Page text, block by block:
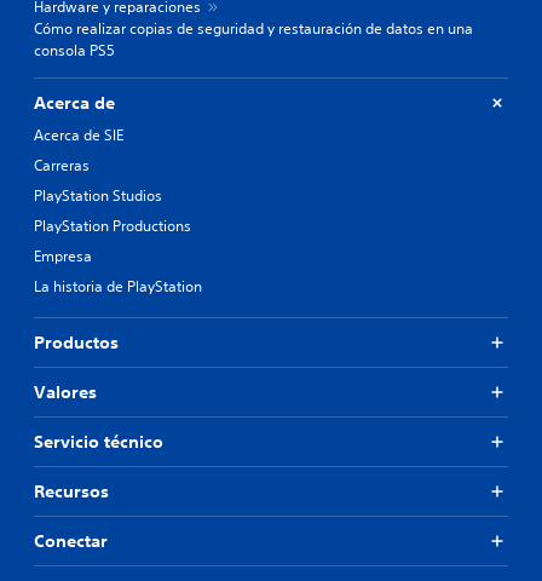
Hardware y reparaciones
Cómo realizar copias de seguridad y restauración de datos en una
consola PS5
Acerca de
Acerca de SIE
Carreras
PlayStation Studios
PlayStation Productions
Empresa
La historia de PlayStation
Productos
Valores
Servicio técnico
Recursos
Conectar